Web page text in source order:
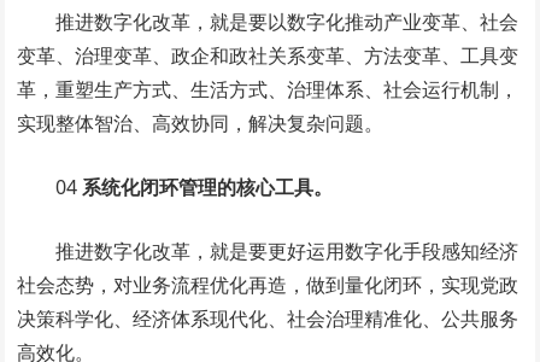
推进数字化改革，就是要以数字化推动产业变革、社会
变革、治理变革、政企和政社关系变革、方法变革、工具变
革，重塑生产方式、生活方式、治理体系、社会运行机制，
实现整体智治、高效协同，解决复杂问题。
04 系统化闭环管理的核心工具。
推进数字化改革，就是要更好运用数字化手段感知经济
社会态势，对业务流程优化再造，做到量化闭环，实现党政
决策科学化、经济体系现代化、社会治理精准化、公共服务
高效化。